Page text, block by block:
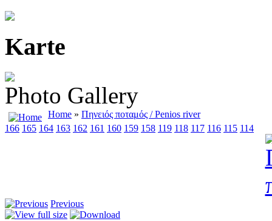
Karte
Photo Gallery
Home » Πηνειός ποταμός / Penios river
166 165 164 163 162 161 160 159 158 119 118 117 116 115 114
Previous